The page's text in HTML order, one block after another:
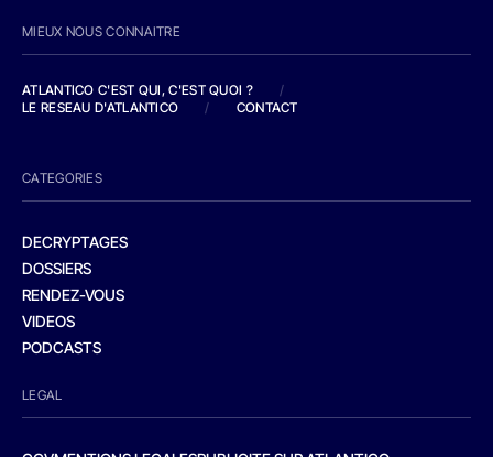
MIEUX NOUS CONNAITRE
ATLANTICO C'EST QUI, C'EST QUOI ?
/
LE RESEAU D'ATLANTICO
/ CONTACT
CATEGORIES
DECRYPTAGES
DOSSIERS
RENDEZ-VOUS
VIDEOS
PODCASTS
LEGAL